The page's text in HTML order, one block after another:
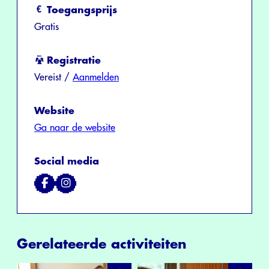
Toegangsprijs
Gratis
Registratie
Vereist / Aanmelden
Website
Ga naar de website
Social media
Gerelateerde activiteiten